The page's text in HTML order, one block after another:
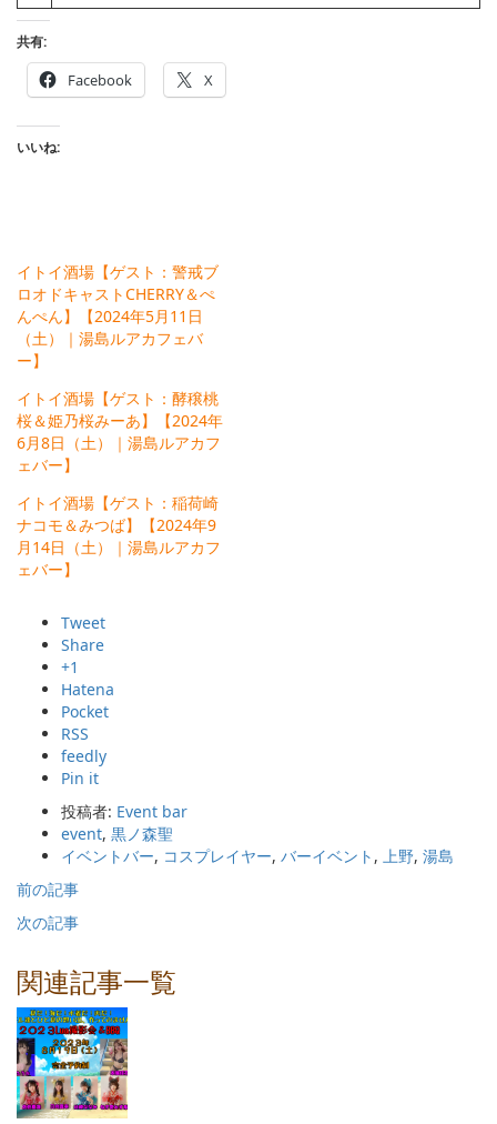
共有:
Facebook X
いいね:
イトイ酒場【ゲスト：警戒ブ
ロオドキャストCHERRY＆ぺ
んぺん】【2024年5月11日
（土）｜湯島ルアカフェバ
ー】
イトイ酒場【ゲスト：酵穣桃
桜＆姫乃桜みーあ】【2024年
6月8日（土）｜湯島ルアカフ
ェバー】
イトイ酒場【ゲスト：稲荷崎
ナコモ＆みつば】【2024年9
月14日（土）｜湯島ルアカフ
ェバー】
Tweet
Share
+1
Hatena
Pocket
RSS
feedly
Pin it
投稿者: Event bar
event, 黒ノ森聖
イベントバー, コスプレイヤー, バーイベント , 上野, 湯島
前の記事
次の記事
関連記事一覧